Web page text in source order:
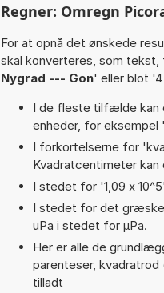
Regner: Omregn
For at opnå det ønskede
skal konverteres, som
Nygrad --- Gon' eller blot '4
I de fleste tilfælde kan
enheder, for eksempel
I forkortelserne for
Kvadratcentimeter
I stedet for '1,09 x
I stedet for det
uPa i stedet for µPa.
Her er alle de
parenteser,
tilladt